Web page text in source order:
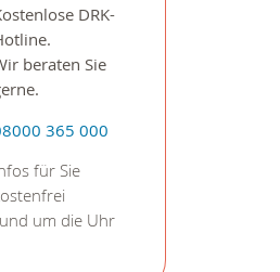
DRK-
beraten Sie
365 000
für Sie
um die Uhr